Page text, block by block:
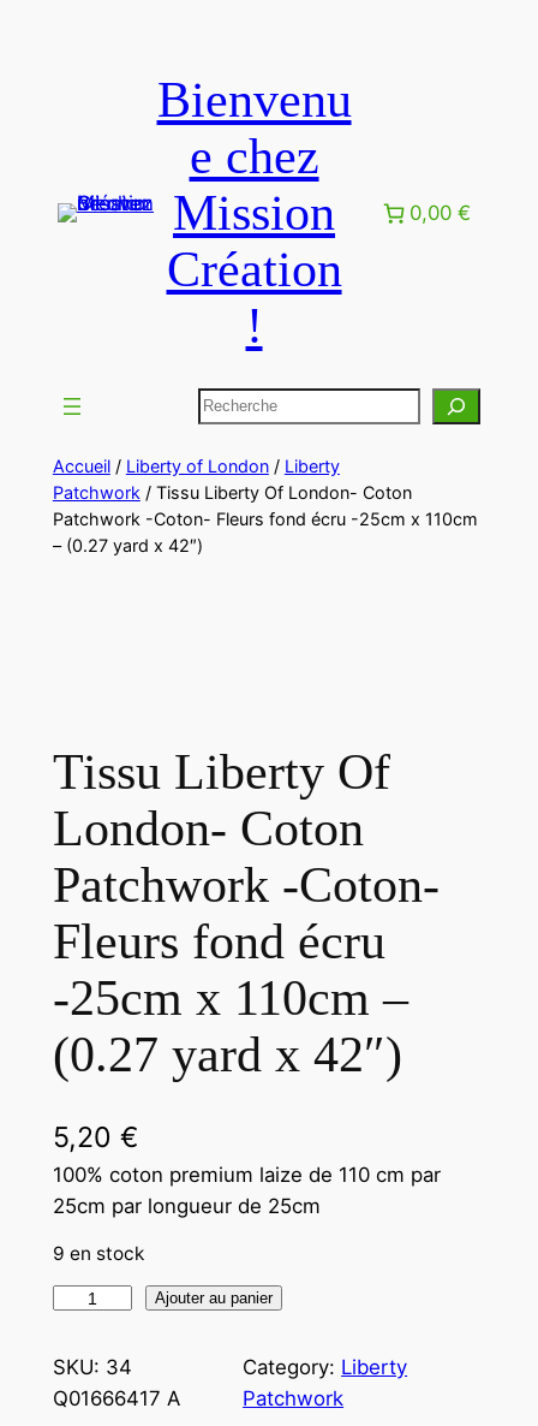
Bienvenu
e chez
Mission
Création
!
0,00 €
Accueil/ Liberty of London/ Liberty
Patchwork / Tissu Liberty Of London- Coton
Patchwork -Coton- Fleurs fond écru -25cm x 110cm
– (0.27 yard x 42″)
Tissu Liberty Of
London- Coton
Patchwork -Coton-
Fleurs fond écru
-25cm x 110cm –
(0.27 yard x 42″)
5,20 €
100% coton premium laize de 110 cm par
25cm par longueur de 25cm
9 en stock
Ajouter au panier
SKU: 34
Q01666417 A
Category: Liberty
Patchwork